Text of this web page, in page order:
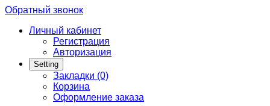
Обратный звонок
Личный кабинет
Регистрация
Авторизация
Setting
Закладки (0)
Корзина
Оформление заказа